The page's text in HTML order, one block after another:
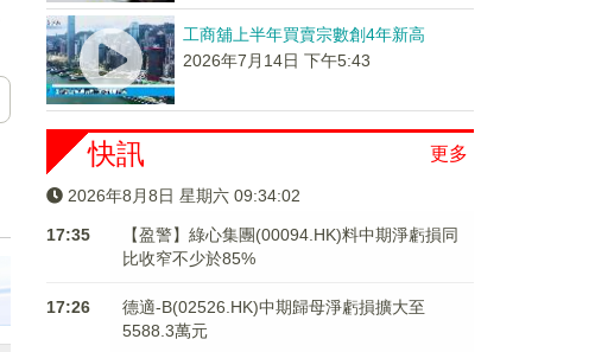
工商舖上半年買賣宗數創4年新高
2026年7月14日 下午5:43
更多
快訊
2026年8月8日 星期六 09:34:03
17:35
【盈警】綠心集團(00094.HK)料中期淨虧損同
比收窄不少於85%
17:26
德適-B(02526.HK)中期歸母淨虧損擴大至
5588.3萬元